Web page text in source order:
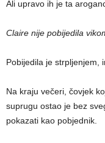
Ali upravo ih je ta
Claire nije pobijedila
Pobijedila je strpljenjem,
Na kraju večeri, čovjek
suprugu ostao je bez
pokazati kao pobjednik.